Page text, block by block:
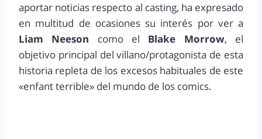
aportar noticias respecto al casting, ha expresado
en multitud de ocasiones su interés por ver a
Liam Neeson como el Blake Morrow, el
objetivo principal del villano/protagonista de esta
historia repleta de los excesos habituales de este
«enfant terrible» del mundo de los comics.